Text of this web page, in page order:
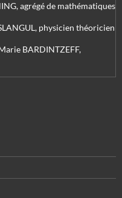
agrégé de mathématiques
physicien théoricien
BARDINTZEFF,